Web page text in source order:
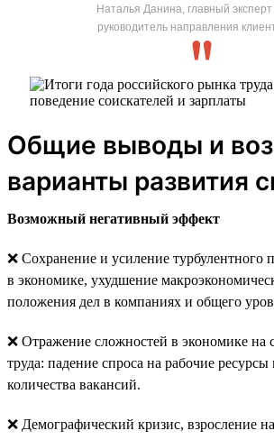
Наталья Данина, главный
руководитель направления
Общие выводы и
варианты развития
Возможный негативный эффект
❌ Сохранение и усиление турбулентного
в экономике, ухудшение
положения дел в компаниях и общего
❌ Отражение сложностей в экономике на
труда: падение спроса на рабочие
количества вакансий.
❌ Демографический кризис, взросление